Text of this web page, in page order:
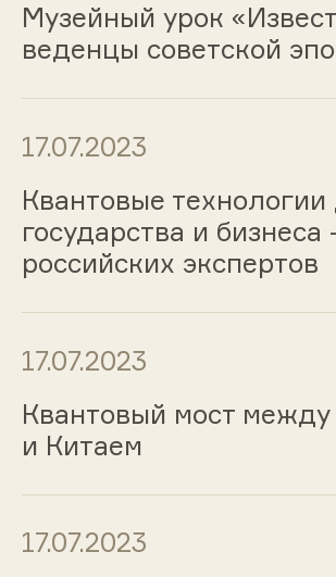
Музейный урок
веденцы советской
17.07.2023
Квантовые
государства и
российских экспертов
17.07.2023
Квантовый мост между
и Китаем
17.07.2023